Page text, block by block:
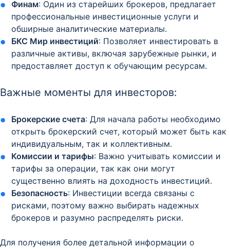
Финам: Один из старейших брокеров, предлагает
профессиональные инвестиционные услуги и
обширные аналитические материалы.
БКС Мир инвестиций: Позволяет инвестировать в
различные активы, включая зарубежные рынки, и
предоставляет доступ к обучающим ресурсам.
Важные моменты для инвесторов:
Брокерские счета: Для начала работы необходимо
открыть брокерский счет, который может быть как
индивидуальным, так и коллективным.
Комиссии и тарифы: Важно учитывать комиссии и
тарифы за операции, так как они могут
существенно влиять на доходность инвестиций.
Безопасность: Инвестиции всегда связаны с
рисками, поэтому важно выбирать надежных
брокеров и разумно распределять риски.
Для получения более детальной информации о